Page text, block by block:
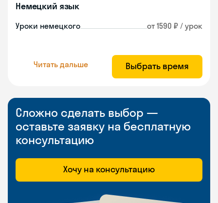
Немецкий язык
Уроки немецкого от 1590 ₽ / урок
Читать дальше Выбрать время
Сложно сделать выбор —
оставьте заявку на бесплатную
консультацию
Хочу на консультацию